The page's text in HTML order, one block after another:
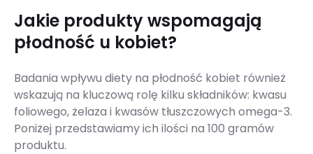
Jakie produkty wspomagają
płodność u kobiet?
Badania wpływu diety na płodność kobiet również
wskazują na kluczową rolę kilku składników: kwasu
foliowego, żelaza i kwasów tłuszczowych omega-3.
Poniżej przedstawiamy ich ilości na 100 gramów
produktu.